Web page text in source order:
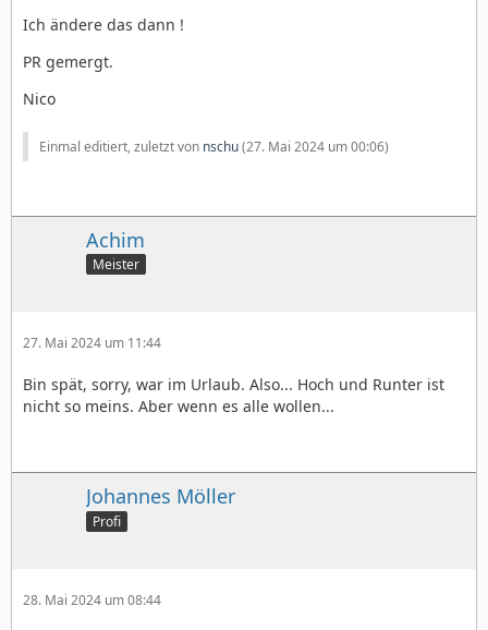
Ich ändere das dann !
PR gemergt.
Nico
Einmal editiert, zuletzt von nschu(27. Mai 2024 um 00:06)
Achim
Meister
27. Mai 2024 um 11:44
Bin spät, sorry, war im Urlaub. Also... Hoch und Runter ist
nicht so meins. Aber wenn es alle wollen...
Johannes Möller
Profi
28. Mai 2024 um 08:44